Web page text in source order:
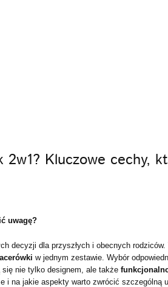
Kluczowe cechy,
uwagę?
decyzji dla przyszłych i obecnych rodziców.
w jednym zestawie. Wybór
nie tylko designem, ale także
i na jakie aspekty warto zwrócić szczególną